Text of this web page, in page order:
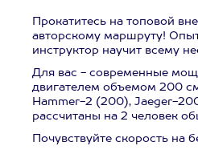
Прокатитесь на топовой
авторскому маршруту!
инструктор научит всему
Для вас - современные
двигателем объемом 200
Hammer-2 (200), Jaeger-
рассчитаны на 2 человек
Почувствуйте скорость на